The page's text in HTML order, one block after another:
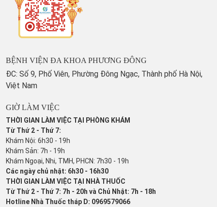
BỆNH VIỆN ĐA KHOA PHƯƠNG ĐÔNG
ĐC: Số 9, Phố Viên, Phường Đông Ngạc, Thành phố Hà Nội,
Việt Nam
GIỜ LÀM VIỆC
THỜI GIAN LÀM VIỆC TẠI PHÒNG KHÁM
Từ Thứ 2 - Thứ 7:
Khám Nội: 6h30 - 19h
Khám Sản: 7h - 19h
Khám Ngoại, Nhi, TMH, PHCN: 7h30 - 19h
Các ngày chủ nhật: 6h30 - 16h30
THỜI GIAN LÀM VIỆC TẠI NHÀ THUỐC
Từ Thứ 2 - Thứ 7: 7h - 20h và Chủ Nhật: 7h - 18h
Hotline Nhà Thuốc tháp D: 0969579066